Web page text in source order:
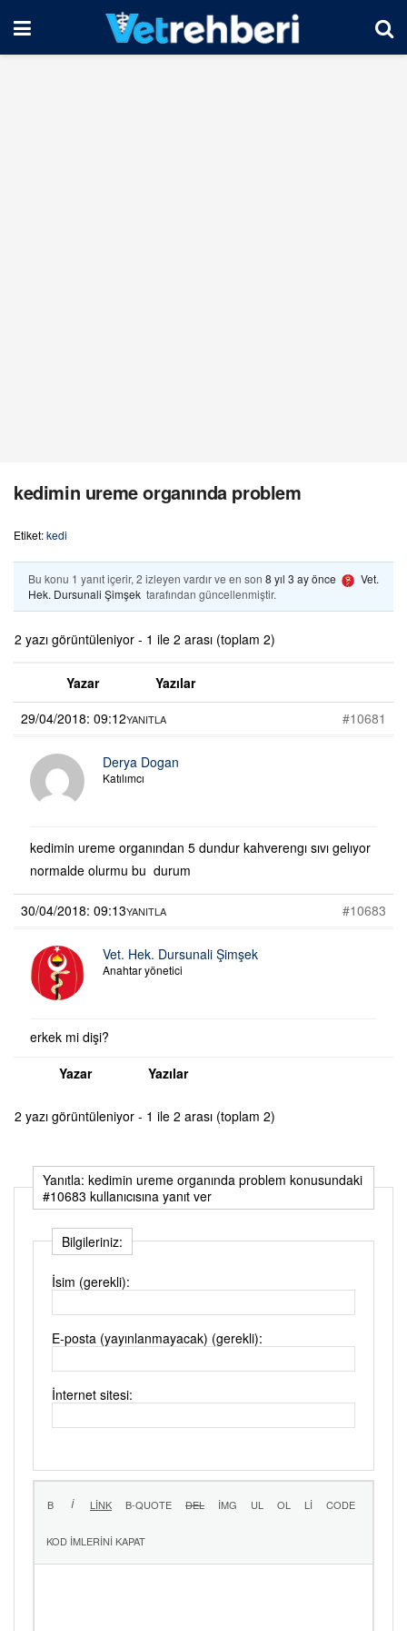
kedimin ureme organında problem
Etiket:kedi
Bu konu 1 yanıt içerir, 2 izleyen vardır ve en son 8 yıl 3 ay önce
Vet.
Hek. Dursunali Şimşek tarafından güncellenmiştir.
2 yazı görüntüleniyor - 1 ile 2 arası (toplam 2)
Yazar
Yazılar
29/04/2018: 09:12
#10681
YANITLA
Derya Dogan
Katılımcı
kedimin ureme organından 5 dundur kahverengı sıvı gelıyor
normalde olurmu bu durum
30/04/2018: 09:13 #10683
YANITLA
Vet. Hek. Dursunali Şimşek
Anahtar yönetici
erkek mi dişi?
Yazar
Yazılar
2 yazı görüntüleniyor - 1 ile 2 arası (toplam 2)
Yanıtla: kedimin ureme organında problem konusundaki
#10683 kullanıcısına yanıt ver
Bilgileriniz:
İsim (gerekli):
E-posta (yayınlanmayacak) (gerekli):
İnternet sitesi: